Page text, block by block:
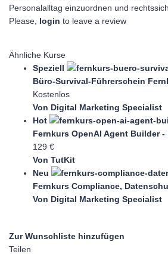
Personalalltag einzuordnen und
Please, login to leave a review
Ähnliche Kurse
Speziell
Büro-Survival-Führerschein
Kostenlos
Von Digital Marketing Specialist
Hot
Fernkurs OpenAI Agent Builder -
129 €
Von TutKit
Neu
Fernkurs Compliance,
Von Digital Marketing Specialist
Zur Wunschliste hinzufügen
Teilen